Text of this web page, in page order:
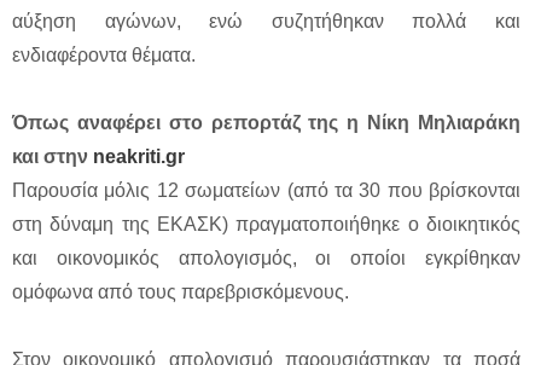
αύξηση αγώνων, ενώ συζητήθηκαν πολλά και
ενδιαφέροντα θέματα.
Όπως αναφέρει στο ρεπορτάζ της η Νίκη Μηλιαράκη
και στην neakriti.gr
Παρουσία μόλις 12 σωματείων (από τα 30 που βρίσκονται
στη δύναμη της ΕΚΑΣΚ) πραγματοποιήθηκε ο διοικητικός
και οικονομικός απολογισμός, οι οποίοι εγκρίθηκαν
ομόφωνα από τους παρεβρισκόμενους.
Στον οικονομικό απολογισμό παρουσιάστηκαν τα ποσά